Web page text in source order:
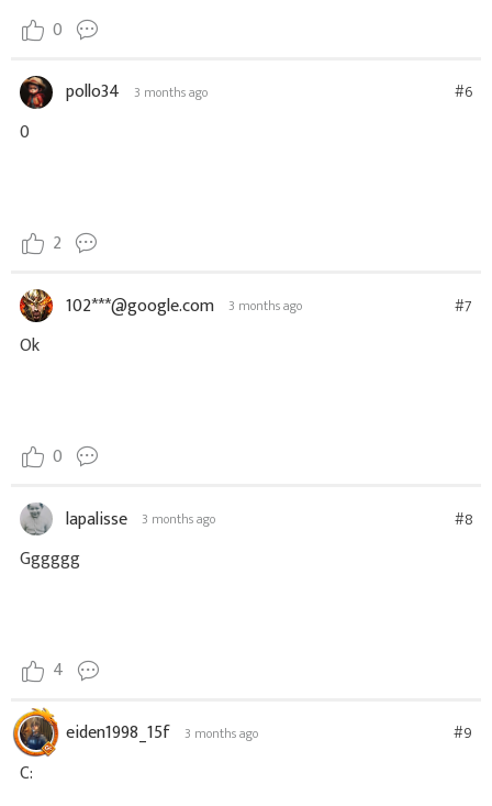
0
pollo34 3 months ago #6
0
2
102***@google.com 3 months ago #7
Ok
0
lapalisse 3 months ago #8
Gggggg
4
eiden1998_15f 3 months ago #9
C: